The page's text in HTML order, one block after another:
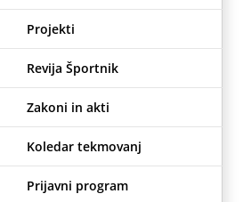
Projekti
Revija Športnik
Zakoni in akti
Koledar tekmovanj
Prijavni program